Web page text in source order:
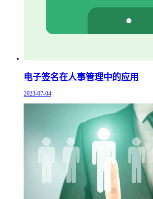
电子签名在人事管理中的应用
2023-07-04